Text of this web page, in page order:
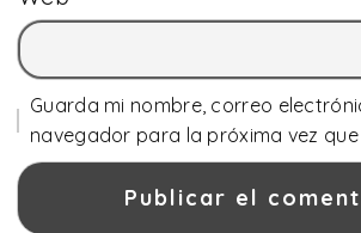
Guarda mi nombre, correo
navegador para la próxima vez